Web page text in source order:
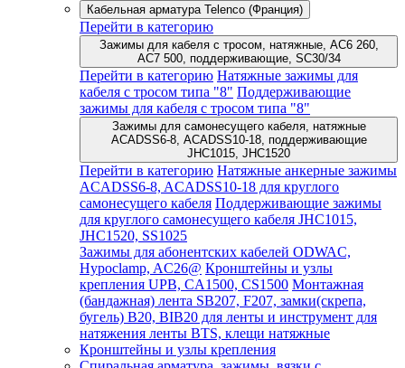
Кабельная арматура Telenco (Франция)
Перейти в категорию
Зажимы для кабеля с тросом, натяжные, AC6 260,
AC7 500, поддерживающие, SC30/34
Перейти в категорию Натяжные зажимы для
кабеля с тросом типа "8" Поддерживающие
зажимы для кабеля с тросом типа "8"
Зажимы для самонесущего кабеля, натяжные
ACADSS6-8, ACADSS10-18, поддерживающие
JHC1015, JHC1520
Перейти в категорию Натяжные анкерные зажимы
ACADSS6-8, ACADSS10-18 для круглого
самонесущего кабеля Поддерживающие зажимы
для круглого самонесущего кабеля JHC1015,
JHC1520, SS1025
Зажимы для абонентских кабелей ODWAC,
Hypoclamp, AC26@ Кронштейны и узлы
крепления UPB, CA1500, CS1500 Монтажная
(бандажная) лента SB207, F207, замки(скрепа,
бугель) B20, BIB20 для ленты и инструмент для
натяжения ленты BTS, клещи натяжные
Кронштейны и узлы крепления